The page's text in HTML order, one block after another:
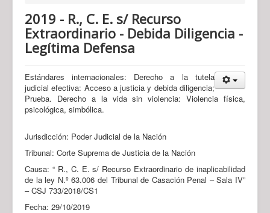
2019 - R., C. E. s/ Recurso
Extraordinario - Debida Diligencia -
Legítima Defensa
Estándares internacionales: Derecho a la tutela
judicial efectiva: Acceso a justicia y debida diligencia;
Prueba. Derecho a la vida sin violencia: Violencia física,
psicológica, simbólica.
Jurisdicción: Poder Judicial de la Nación
Tribunal: Corte Suprema de Justicia de la Nación
Causa: “ R., C. E. s/ Recurso Extraordinario de inaplicabilidad
de la ley N.º 63.006 del Tribunal de Casación Penal – Sala IV”
– CSJ 733/2018/CS1
Fecha: 29/10/2019